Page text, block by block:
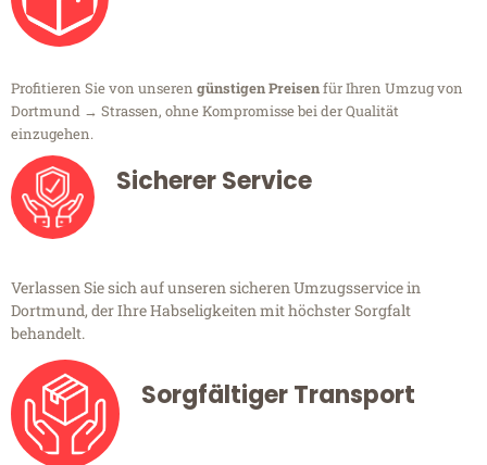
Profitieren Sie von unseren günstigen Preisenfür Ihren Umzug von
Dortmund → Strassen, ohne Kompromisse bei der Qualität
einzugehen.
Sicherer Service
Verlassen Sie sich auf unseren sicheren Umzugsservice in
Dortmund, der Ihre Habseligkeiten mit höchster Sorgfalt
behandelt.
Sorgfältiger Transport